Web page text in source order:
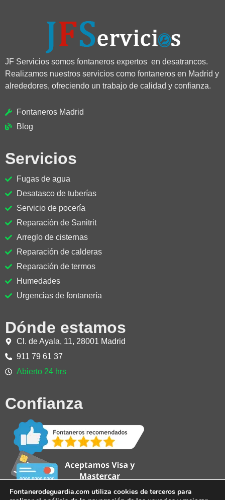
JF Servicios somos fontaneros expertos en desatrancos.
Realizamos nuestros servicios como fontaneros en Madrid y
alrededores, ofreciendo un trabajo de calidad y confianza.
Fontaneros Madrid
Blog
Servicios
Fugas de agua
Desatasco de tuberías
Servicio de pocería
Reparación de Sanitrit
Arreglo de cisternas
Reparación de calderas
Reparación de termos
Humedades
Urgencias de fontanería
Dónde estamos
Cl. de Ayala, 11, 28001 Madrid
911 79 61 37
Abierto 24 hrs
Confianza
Fontanerodeguardia.com utiliza cookies de terceros para